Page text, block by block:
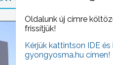
Oldalunk új címre
frissítjük!
Kérjük kattintson IDE
gyongyosma.hu címen!